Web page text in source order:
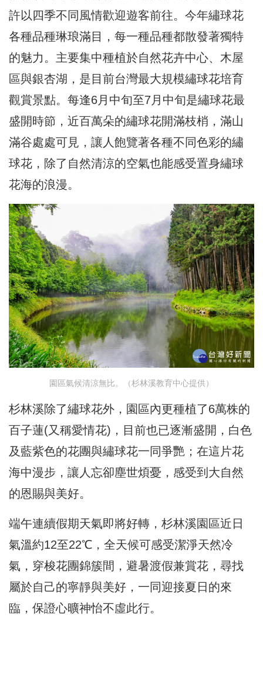
許以四季不同風情歡迎遊客前往。今年繡球花
各種品種琳琅滿目，每一種品種都散發著獨特
的魅力。主要集中種植於自然花卉中心、木屋
區與銀杏湖，是目前台灣最大規模繡球花培育
觀賞景點。每逢6月中旬至7月中旬是繡球花最
盛開時節，近百萬朵的繡球花開滿枝梢，滿山
滿谷處處可見，讓人飽覽著各種不同色彩的繡
球花，除了自然清涼的空氣也能感受置身繡球
花海的浪漫。
園區氣候清涼無比。（杉林溪教育中心提供）
杉林溪除了繡球花外，園區內更種植了6萬株的
百子蓮(又稱愛情花)，目前也已逐漸盛開，白色
及藍紫色的花團與繡球花一同爭艷；在這片花
海中漫步，讓人忘卻塵世煩憂，感受到大自然
的恩賜與美好。
端午連續假期天氣即將好轉，杉林溪園區近日
氣溫約12至22℃，全天候可感受潔淨天然冷
氣，穿梭花團錦簇間，避暑渡假兼賞花，尋找
屬於自己的寧靜與美好，一同迎接夏日的來
臨，保證心曠神怡不虛此行。